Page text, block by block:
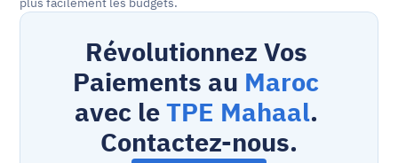
Révolutionnez Vos
Paiements au Maroc
avec le TPE Mahaal.
Contactez-nous.